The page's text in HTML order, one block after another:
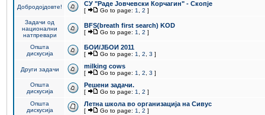
Добродојдовте! СУ "Раде Јовчевски Корчагин" - Скопје
[ Go to page: 1 2 ]
Задачи од
национални
натпревари
BFS(breath first search) KOD
[ Go to page: 1 2 ]
Општа
дискусија
БОИ/ЈБОИ 2011
[ Go to page: 1 2 3 ]
Други задачи milking cows
[ Go to page: 1 2 3 ]
Општа
дискусија
Решени задачи.
[ Go to page: 1 2 ]
Општа
дискусија
Летна школа во организација на Сивус
[ Go to page: 1 2 ]